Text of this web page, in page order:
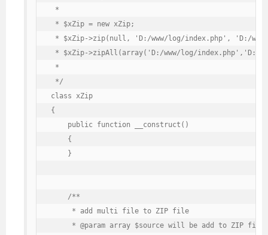
*
* $xZip = new xZip;
* $xZip->zip(null, 'D:/www/log/index.php', 'D:/
* $xZip->zipAll(array('D:/www/log/
*
*/
class xZip
{
    public function __construct()
    {
    }
    /**
     * add multi file to ZIP file
* @param array $source will be add to ZIP file